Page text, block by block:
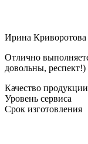
Ирина Криворотова
Отлично
довольны, респект!)
Качество продукции
Уровень сервиса
Срок изготовления